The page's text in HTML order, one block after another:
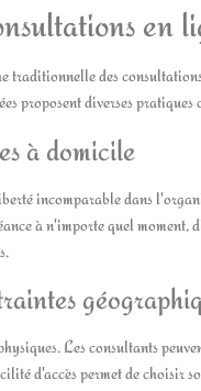
en
traditionnelle des
proposent diverses
à domicile
incomparable dans
à n'importe quel moment,
Les consultants
d'accès permet de choisir